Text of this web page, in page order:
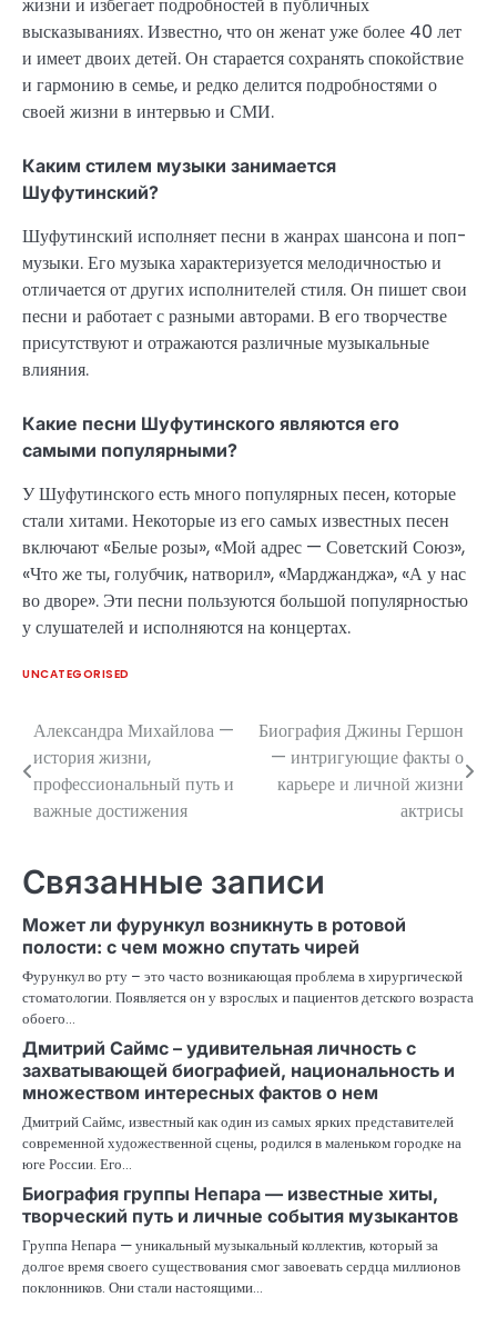
высказываниях. Известно, что он женат уже более 40 лет
и имеет двоих детей. Он старается сохранять спокойствие
и гармонию в семье, и редко делится подробностями о
своей жизни в интервью и СМИ.
Каким стилем музыки занимается
Шуфутинский?
Шуфутинский исполняет песни в жанрах шансона и поп-
музыки. Его музыка характеризуется мелодичностью и
отличается от других исполнителей стиля. Он пишет свои
песни и работает с разными авторами. В его творчестве
присутствуют и отражаются различные музыкальные
влияния.
Какие песни Шуфутинского являются его
самыми популярными?
У Шуфутинского есть много популярных песен, которые
стали хитами. Некоторые из его самых известных песен
включают «Белые розы», «Мой адрес — Советский Союз»,
«Что же ты, голубчик, натворил», «Марджанджа», «А у нас
во дворе». Эти песни пользуются большой популярностью
у слушателей и исполняются на концертах.
UNCATEGORISED
Навигация
по
записям
Александра Михайлова —
история жизни,
профессиональный путь и
важные достижения
Биография Джины Гершон
— интригующие факты о
карьере и личной жизни
актрисы
Связанные записи
Может ли фурункул возникнуть в ротовой
полости: с чем можно спутать чирей
Фурункул во рту – это часто возникающая проблема в хирургической
стоматологии. Появляется он у взрослых и пациентов детского возраста
обоего…
Дмитрий Саймс – удивительная личность с
захватывающей биографией, национальность и
множеством интересных фактов о нем
Дмитрий Саймс, известный как один из самых ярких представителей
современной художественной сцены, родился в маленьком городке на
юге России. Его…
Биография группы Непара — известные хиты,
творческий путь и личные события музыкантов
Группа Непара — уникальный музыкальный коллектив, который за
долгое время своего существования смог завоевать сердца миллионов
поклонников. Они стали настоящими…